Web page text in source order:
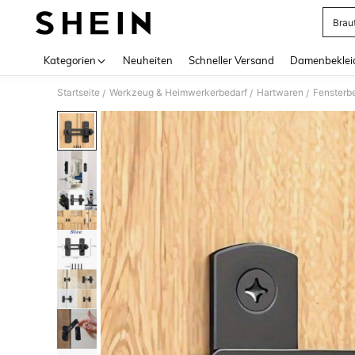
Kategorien Neuheiten Schneller Versand
Startseite / Werkzeug & Heimwerkerbedarf / Hartwaren /